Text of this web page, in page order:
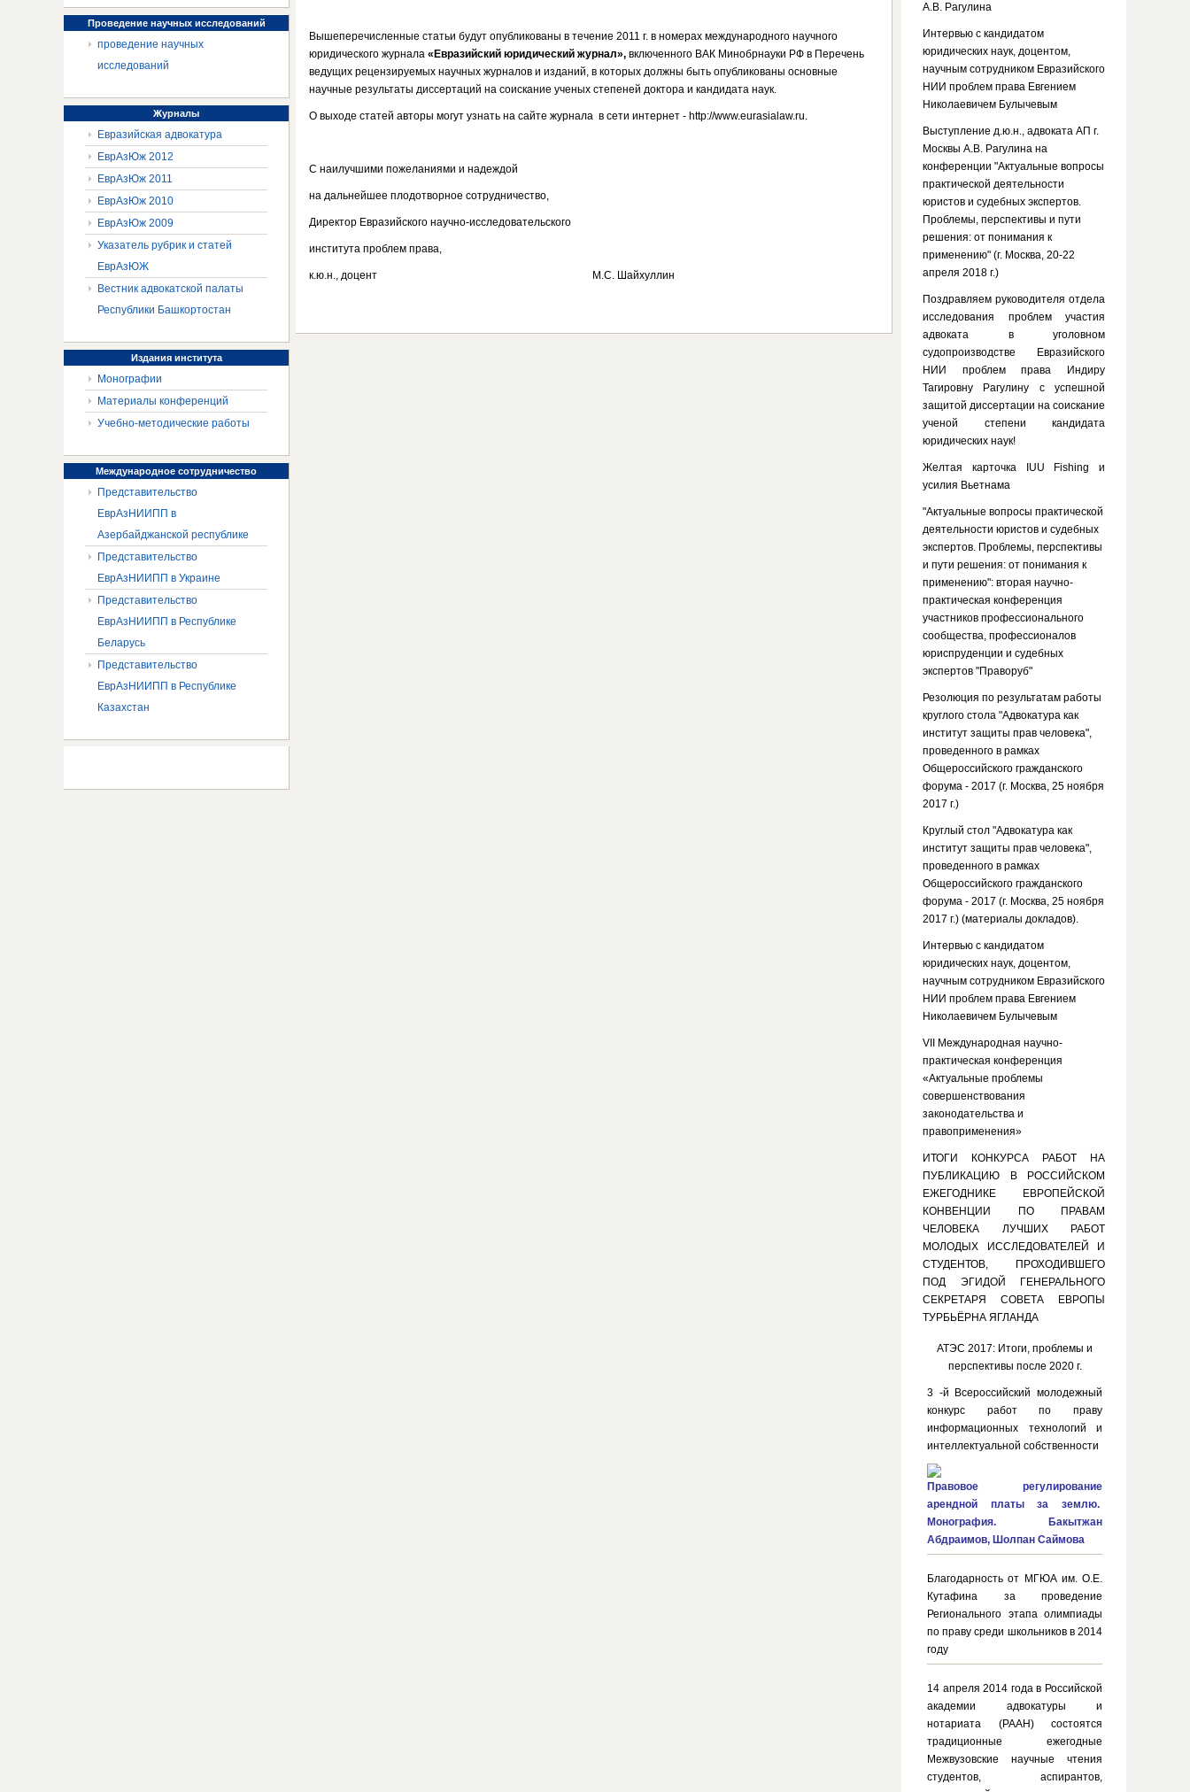
Вышеперечисленные статьи будут опубликованы в течение 2011 г. в номерах международного научного
юридического журнала«Евразийский юридический журнал»,включенного ВАК Минобрнауки РФ в Перечень
ведущих рецензируемых научных журналов и изданий, в которых должны быть опубликованы основные
научные результаты диссертаций на соискание ученых степеней доктора и кандидата наук.
О выходе статей авторы могут узнать на сайте журнала в сети интернет - http://www.eurasialaw.ru.
С наилучшими пожеланиями и надеждой
на дальнейшее плодотворное сотрудничество,
Директор Евразийского научно-исследовательского
института проблем права,
к.ю.н., доцент М.С. Шайхуллин
Проведениенаучных исследований
проведение научных
исследований
Журналы
Евразийская адвокатура
ЕврАзЮж 2012
ЕврАзЮж 2011
ЕврАзЮж 2010
ЕврАзЮж 2009
Указатель рубрик и статей
ЕврАзЮЖ
Вестник адвокатской палаты
Республики Башкортостан
Изданияинститута
Монографии
Материалы конференций
Учебно-методические работы
Международное сотрудничество
Представительство
ЕврАзНИИПП в
Азербайджанской республике
Представительство
ЕврАзНИИПП в Украине
Представительство
ЕврАзНИИПП в Республике
Беларусь
Представительство
ЕврАзНИИПП в Республике
Казахстан
А.В. Рагулина
Интервью с кандидатом
юридических наук, доцентом,
научным сотрудником Евразийского
НИИ проблем права Евгением
Николаевичем Булычевым
Выступление д.ю.н., адвоката АП г.
Москвы А.В. Рагулина на
конференции "Актуальные вопросы
практической деятельности
юристов и судебных экспертов.
Проблемы, перспективы и пути
решения: от понимания к
применению" (г. Москва, 20-22
апреля 2018 г.)
Поздравляем руководителя отдела
исследования проблем участия
адвоката в уголовном
судопроизводстве Евразийского
НИИ проблем права Индиру
Тагировну Рагулину с успешной
защитой диссертации на соискание
ученой степени кандидата
юридических наук!
Желтая карточка IUU Fishing и
усилия Вьетнама
"Актуальные вопросы практической
деятельности юристов и судебных
экспертов. Проблемы, перспективы
и пути решения: от понимания к
применению": вторая научно-
практическая конференция
участников профессионального
сообщества, профессионалов
юриспруденции и судебных
экспертов "Праворуб"
Резолюция по результатам работы
круглого стола "Адвокатура как
институт защиты прав человека",
проведенного в рамках
Общероссийского гражданского
форума - 2017 (г. Москва, 25 ноября
2017 г.)
Круглый стол "Адвокатура как
институт защиты прав человека",
проведенного в рамках
Общероссийского гражданского
форума - 2017 (г. Москва, 25 ноября
2017 г.) (материалы докладов).
Интервью с кандидатом
юридических наук, доцентом,
научным сотрудником Евразийского
НИИ проблем права Евгением
Николаевичем Булычевым
VII Международная научно-
практическая конференция
«Актуальные проблемы
совершенствования
законодательства и
правоприменения»
ИТОГИ КОНКУРСА РАБОТ НА
ПУБЛИКАЦИЮ В РОССИЙСКОМ
ЕЖЕГОДНИКЕ ЕВРОПЕЙСКОЙ
КОНВЕНЦИИ ПО ПРАВАМ
ЧЕЛОВЕКА ЛУЧШИХ РАБОТ
МОЛОДЫХ ИССЛЕДОВАТЕЛЕЙ И
СТУДЕНТОВ, ПРОХОДИВШЕГО
ПОД ЭГИДОЙ ГЕНЕРАЛЬНОГО
СЕКРЕТАРЯ СОВЕТА ЕВРОПЫ
ТУРБЬЁРНА ЯГЛАНДА
АТЭС 2017: Итоги, проблемы и
перспективы после 2020 г.
3 -й Всероссийский молодежный
конкурс работ по праву
информационных технологий и
интеллектуальной собственности
Правовое регулирование
арендной платы за землю.
Монография. Бакытжан
Абдраимов, Шолпан Саймова
Благодарность от МГЮА им. О.Е.
Кутафина за проведение
Регионального этапа олимпиады
по праву среди школьников в 2014
году
14 апреля 2014 года в Российской
академии адвокатуры и
нотариата (РААН) состоятся
традиционные ежегодные
Межвузовские научные чтения
студентов, аспирантов,